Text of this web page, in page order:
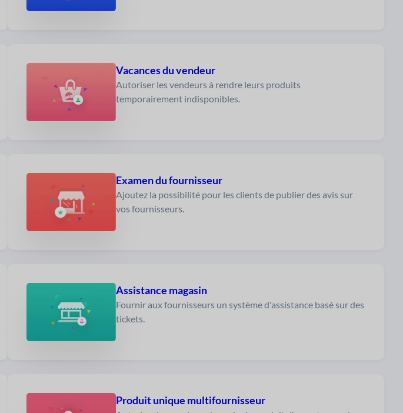
Vacances du vendeur
Autoriser les vendeurs à rendre leurs produits
temporairement indisponibles.
Examen du fournisseur
Ajoutez la possibilité pour les clients de publier des avis sur
vos fournisseurs.
Assistance magasin
Fournir aux fournisseurs un système d'assistance basé sur des
tickets.
Produit unique multifournisseur